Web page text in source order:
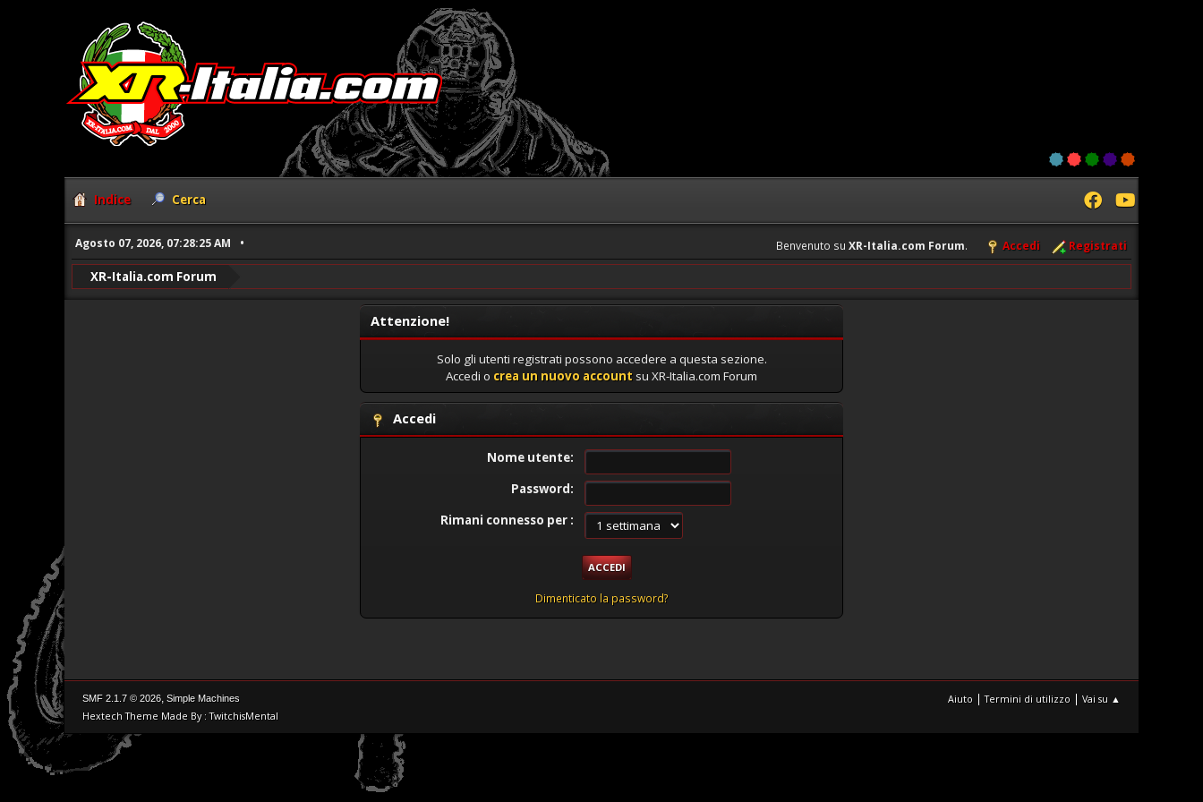
Indice Cerca
Agosto 07, 2026, 07:28:25 AM Benvenuto su XR-Italia.com Forum. Accedi Registrati
XR-Italia.com Forum
Attenzione!
Solo gli utenti registrati possono accedere a questa sezione.
Accedi o crea un nuovo account su XR-Italia.com Forum
Accedi
Nome utente:
Password:
Rimani connesso per :
Dimenticato la password?
Aiuto |Termini di utilizzo | Vai su ▲
SMF 2.1.7 © 2026, Simple Machines
Hextech Theme Made By : TwitchisMental